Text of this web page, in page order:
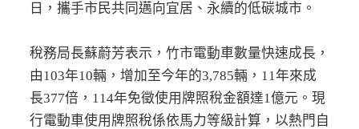
日，攜手市民共同邁向宜居、永續的低碳城市。
稅務局長蘇蔚芳表示，竹市電動車數量快速成長，
由103年10輛，增加至今年的3,785輛，11年來成
長377倍，114年免徵使用牌照稅金額達1億元。現
行電動車使用牌照稅係依馬力等級計算，以熱門自